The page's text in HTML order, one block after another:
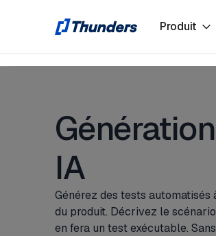
Produit
IA
Générez des tests
du produit. Décrivez le
en fera un test exécutable.